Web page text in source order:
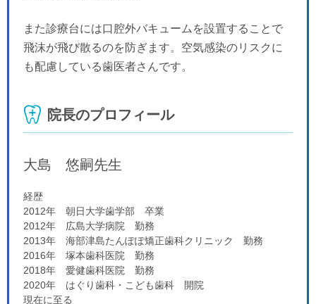
また診療台には口腔外バキュームを設置することで
飛沫が飛び散るのを防ぎます。空気感染のリスクに
も配慮している歯医者さんです。
院長のプロフィール
大島 悠嗣先生
経歴
2012年 朝日大学歯学部 卒業
2012年 広島大学病院 勤務
2013年 海部津島たんぽぽ矯正歯科クリニック 勤務
2016年 塚本歯科医院 勤務
2018年 愛健歯科医院 勤務
2020年 はぐり歯科・こども歯科 開院
現在に至る